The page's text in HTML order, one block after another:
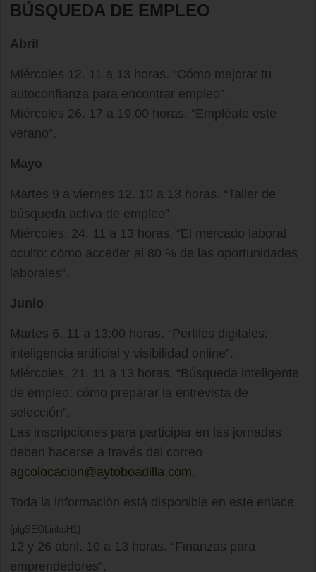
BÚSQUEDA DE EMPLEO
Abril
Miércoles 12. 11 a 13 horas. “Cómo mejorar tu
autoconfianza para encontrar empleo”.
Miércoles 26. 17 a 19:00 horas. “Empléate este
verano”.
Mayo
Martes 9 a viernes 12. 10 a 13 horas. “Taller de
búsqueda activa de empleo”.
Miércoles, 24. 11 a 13 horas. “El mercado laboral
oculto: cómo acceder al 80 % de las oportunidades
laborales”.
Junio
Martes 6. 11 a 13:00 horas. “Perfiles digitales:
inteligencia artificial y visibilidad online”.
Miércoles, 21. 11 a 13 horas. “Búsqueda inteligente
de empleo: cómo preparar la entrevista de
selección”.
Las inscripciones para participar en las jornadas
deben hacerse a través del correo
agcolocacion@aytoboadilla.com.
Toda la información está disponible en este enlace.
{plgSEOLinksH1}
12 y 26 abril. 10 a 13 horas. “Finanzas para
emprendedores”.